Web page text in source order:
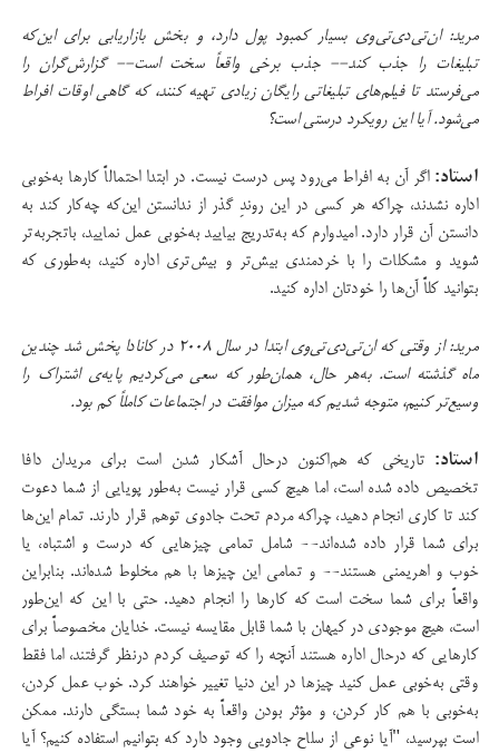
مرید: ان‌تی‌دی‌تی‌وی بسیار کمبود پول دارد، و بخش بازاریابی برای این‌که
تبلیغات را جذب کند-- جذب برخی واقعاً‌ سخت است-- گزارش‌گران را
می‌فرستد تا فیلم‌های تبلیغاتی رایگان زیادی تهیه کنند، که گاهی اوقات افراط
می‌شود. آیا این رویکرد درستی است؟
استاد:اگر آن به افراط می‌رود پس درست نیست. در ابتدا احتمالاً کارها به‌خوبی
اداره نشدند، چراکه هر کسی در این روند‌ِ گذر از ندانستن این‌که چه‌کار کند به
دانستن آن قرار دارد. امیدوارم که به‌تدریج بیایید به‌خوبی عمل نمایید، باتجربه‌تر
شوید و مشکلات را با خردمندی بیش‌تر و بیش‌تری اداره کنید، به‌طوری که
بتوانید کلاً آن‌ها را خودتان اداره کنید.
مرید: از وقتی که ان‌تی‌دی‌تی‌وی ابتدا در سال ۲۰۰۸ در کانادا پخش شد چندین
ماه گذشته است. به‌هر حال، همان‌طور که سعی می‌کردیم پایه‌ی اشتراک را
وسیع‌تر کنیم، متوجه شدیم که میزان موافقت در اجتماعات کاملاً کم بود.
استاد: تاریخی که هم‌اکنون درحال آشکار شدن است برای مریدان دافا
تخصیص داده شده است،‌ اما هیچ کسی قرار نیست به‌طور پویایی از شما دعوت
کند تا کاری انجام دهید، چراکه مردم تحت جادوی توهم قرار دارند. تمام این‌ها
برای شما قرار داده شده‌اند-- شامل تمامی چیزهایی که درست و اشتباه، یا
خوب و اهریمنی هستند-- و تمامی این‌ چیزها با هم مخلوط شده‌اند. بنابراین
واقعاً برای شما سخت است که کارها را انجام دهید. حتی با این که این‌طور
است، هیچ موجودی در کیهان با شما قابل مقایسه نیست. خدایان مخصوصاً برای
کارهایی که درحال اداره هستند آنچه‌ را که توصیف کردم درنظر گرفتند،‌ اما فقط
وقتی به‌خوبی عمل کنید چیزها در این دنیا تغییر خواهند کرد. خوب عمل کردن،‌
به‌خوبی با هم کار کردن، و مؤثر بودن واقعاً به خود شما بستگی دارند. ممکن
است بپرسید، "آیا نوعی از سلاح جادویی وجود دارد که بتوانیم استفاده کنیم؟ آیا